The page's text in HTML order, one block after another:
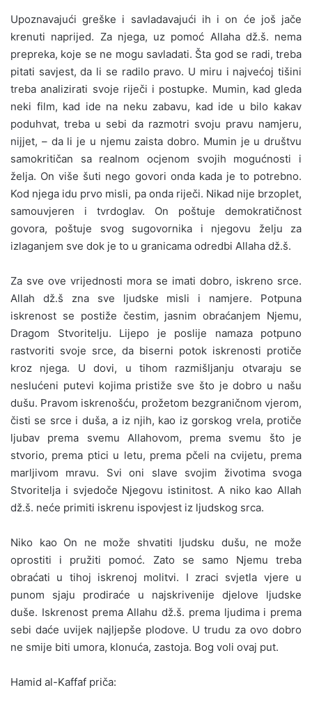
Upoznavajući greške i savladavajući ih i on će još jače
krenuti naprijed. Za njega, uz pomoć Allaha dž.š. nema
prepreka, koje se ne mogu savladati. Šta god se radi, treba
pitati savjest, da li se radilo pravo. U miru i najvećoj tišini
treba analizirati svoje riječi i postupke. Mumin, kad gleda
neki film, kad ide na neku zabavu, kad ide u bilo kakav
poduhvat, treba u sebi da razmotri svoju pravu namjeru,
nijjet, – da li je u njemu zaista dobro. Mumin je u društvu
samokritičan sa realnom ocjenom svojih mogućnosti i
želja. On više šuti nego govori onda kada je to potrebno.
Kod njega idu prvo misli, pa onda riječi. Nikad nije brzoplet,
samouvjeren i tvrdoglav. On poštuje demokratičnost
govora, poštuje svog sugovornika i njegovu želju za
izlaganjem sve dok je to u granicama odredbi Allaha dž.š.
Za sve ove vrijednosti mora se imati dobro, iskreno srce.
Allah dž.š zna sve ljudske misli i namjere. Potpuna
iskrenost se postiže čestim, jasnim obraćanjem Njemu,
Dragom Stvoritelju. Lijepo je poslije namaza potpuno
rastvoriti svoje srce, da biserni potok iskrenosti protiče
kroz njega. U dovi, u tihom razmišljanju otvaraju se
neslućeni putevi kojima pristiže sve što je dobro u našu
dušu. Pravom iskrenošću, prožetom bezgraničnom vjerom,
čisti se srce i duša, a iz njih, kao iz gorskog vrela, protiče
ljubav prema svemu Allahovom, prema svemu što je
stvorio, prema ptici u letu, prema pčeli na cvijetu, prema
marljivom mravu. Svi oni slave svojim životima svoga
Stvoritelja i svjedoče Njegovu istinitost. A niko kao Allah
dž.š. neće primiti iskrenu ispovjest iz ljudskog srca.
Niko kao On ne može shvatiti ljudsku dušu, ne može
oprostiti i pružiti pomoć. Zato se samo Njemu treba
obraćati u tihoj iskrenoj molitvi. I zraci svjetla vjere u
punom sjaju prodiraće u najskrivenije djelove ljudske
duše. Iskrenost prema Allahu dž.š. prema ljudima i prema
sebi daće uvijek najljepše plodove. U trudu za ovo dobro
ne smije biti umora, klonuća, zastoja. Bog voli ovaj put.
Hamid al-Kaffaf priča: